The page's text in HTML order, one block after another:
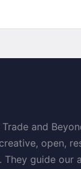
and
open,
They guide our